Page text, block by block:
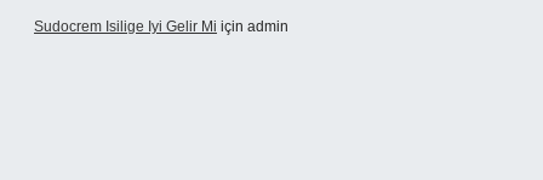
Sudocrem Isilige Iyi Gelir Mi için admin